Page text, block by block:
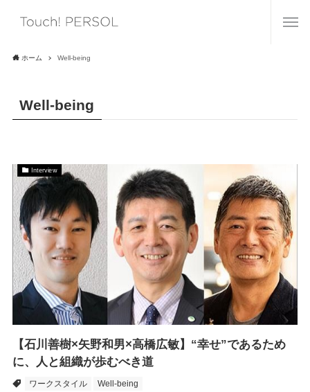
ホーム Well-being
Well-being
Interview
【石川善樹×矢野和男×高橋広敏】“幸せ”であるため
に、人と組織が歩むべき道
ワークスタイル Well-being